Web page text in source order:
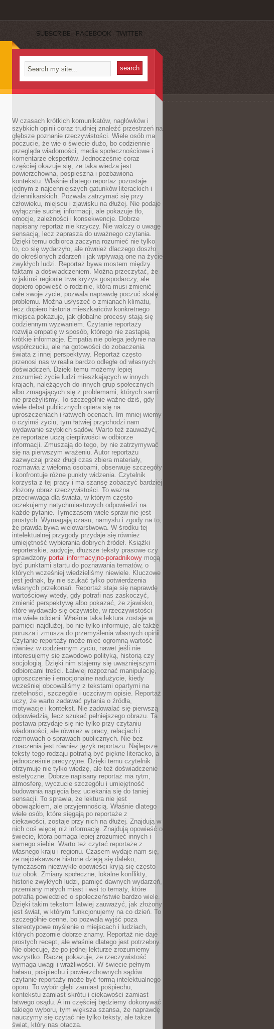
SUBSCRIBE FACEBOOK TWITTER
W czasach krótkich komunikatów, nagłówków i
szybkich opinii coraz trudniej znaleźć przestrzeń na
głębsze poznanie rzeczywistości. Wiele osób ma
poczucie, że wie o świecie dużo, bo codziennie
przegląda wiadomości, media społecznościowe i
komentarze ekspertów. Jednocześnie coraz
częściej okazuje się, że taka wiedza jest
powierzchowna, pospieszna i pozbawiona
kontekstu. Właśnie dlatego reportaż pozostaje
jednym z najcenniejszych gatunków literackich i
dziennikarskich. Pozwala zatrzymać się przy
człowieku, miejscu i zjawisku na dłużej. Nie podaje
wyłącznie suchej informacji, ale pokazuje tło,
emocje, zależności i konsekwencje. Dobrze
napisany reportaż nie krzyczy. Nie walczy o uwagę
sensacją, lecz zaprasza do uważnego czytania.
Dzięki temu odbiorca zaczyna rozumieć nie tylko
to, co się wydarzyło, ale również dlaczego doszło
do określonych zdarzeń i jak wpływają one na życie
zwykłych ludzi. Reportaż bywa mostem między
faktami a doświadczeniem. Można przeczytać, że
w jakimś regionie trwa kryzys gospodarczy, ale
dopiero opowieść o rodzinie, która musi zmienić
całe swoje życie, pozwala naprawdę poczuć skalę
problemu. Można usłyszeć o zmianach klimatu,
lecz dopiero historia mieszkańców konkretnego
miejsca pokazuje, jak globalne procesy stają się
codziennym wyzwaniem. Czytanie reportaży
rozwija empatię w sposób, którego nie zastąpią
krótkie informacje. Empatia nie polega jedynie na
współczuciu, ale na gotowości do zobaczenia
świata z innej perspektywy. Reportaż często
przenosi nas w realia bardzo odległe od własnych
doświadczeń. Dzięki temu możemy lepiej
zrozumieć życie ludzi mieszkających w innych
krajach, należących do innych grup społecznych
albo zmagających się z problemami, których sami
nie przeżyliśmy. To szczególnie ważne dziś, gdy
wiele debat publicznych opiera się na
uproszczeniach i łatwych ocenach. Im mniej wiemy
o czyimś życiu, tym łatwiej przychodzi nam
wydawanie szybkich sądów. Warto też zauważyć,
że reportaże uczą cierpliwości w odbiorze
informacji. Zmuszają do tego, by nie zatrzymywać
się na pierwszym wrażeniu. Autor reportażu
zazwyczaj przez długi czas zbiera materiały,
rozmawia z wieloma osobami, obserwuje szczegóły
i konfrontuje różne punkty widzenia. Czytelnik
korzysta z tej pracy i ma szansę zobaczyć bardziej
złożony obraz rzeczywistości. To ważna
przeciwwaga dla świata, w którym często
oczekujemy natychmiastowych odpowiedzi na
każde pytanie. Tymczasem wiele spraw nie jest
prostych. Wymagają czasu, namysłu i zgody na to,
że prawda bywa wielowarstwowa. W środku tej
intelektualnej przygody przydaje się również
umiejętność wybierania dobrych źródeł. Książki
reporterskie, audycje, dłuższe teksty prasowe czy
sprawdzony portal informacyjno-poradnikowy mogą
być punktami startu do poznawania tematów, o
których wcześniej wiedzieliśmy niewiele. Kluczowe
jest jednak, by nie szukać tylko potwierdzenia
własnych przekonań. Reportaż staje się naprawdę
wartościowy wtedy, gdy potrafi nas zaskoczyć,
zmienić perspektywę albo pokazać, że zjawisko,
które wydawało się oczywiste, w rzeczywistości
ma wiele odcieni. Właśnie taka lektura zostaje w
pamięci najdłużej, bo nie tylko informuje, ale także
porusza i zmusza do przemyślenia własnych opinii.
Czytanie reportaży może mieć ogromną wartość
również w codziennym życiu, nawet jeśli nie
interesujemy się zawodowo polityką, historią czy
socjologią. Dzięki nim stajemy się uważniejszymi
odbiorcami treści. Łatwiej rozpoznać manipulację,
uproszczenie i emocjonalne nadużycie, kiedy
wcześniej obcowaliśmy z tekstami opartymi na
rzetelności, szczególe i uczciwym opisie. Reportaż
uczy, że warto zadawać pytania o źródła,
motywacje i kontekst. Nie zadowalać się pierwszą
odpowiedzią, lecz szukać pełniejszego obrazu. Ta
postawa przydaje się nie tylko przy czytaniu
wiadomości, ale również w pracy, relacjach i
rozmowach o sprawach publicznych. Nie bez
znaczenia jest również język reportażu. Najlepsze
teksty tego rodzaju potrafią być piękne literacko, a
jednocześnie precyzyjne. Dzięki temu czytelnik
otrzymuje nie tylko wiedzę, ale też doświadczenie
estetyczne. Dobrze napisany reportaż ma rytm,
atmosferę, wyczucie szczegółu i umiejętność
budowania napięcia bez uciekania się do taniej
sensacji. To sprawia, że lektura nie jest
obowiązkiem, ale przyjemnością. Właśnie dlatego
wiele osób, które sięgają po reportaże z
ciekawości, zostaje przy nich na dłużej. Znajdują w
nich coś więcej niż informację. Znajdują opowieść o
świecie, która pomaga lepiej zrozumieć innych i
samego siebie. Warto też czytać reportaże z
własnego kraju i regionu. Czasem wydaje nam się,
że najciekawsze historie dzieją się daleko,
tymczasem niezwykłe opowieści kryją się często
tuż obok. Zmiany społeczne, lokalne konflikty,
historie zwykłych ludzi, pamięć dawnych wydarzeń,
przemiany małych miast i wsi to tematy, które
potrafią powiedzieć o społeczeństwie bardzo wiele.
Dzięki takim tekstom łatwiej zauważyć, jak złożony
jest świat, w którym funkcjonujemy na co dzień. To
szczególnie cenne, bo pozwala wyjść poza
stereotypowe myślenie o miejscach i ludziach,
których pozornie dobrze znamy. Reportaż nie daje
prostych recept, ale właśnie dlatego jest potrzebny.
Nie obiecuje, że po jednej lekturze zrozumiemy
wszystko. Raczej pokazuje, że rzeczywistość
wymaga uwagi i wrażliwości. W świecie pełnym
hałasu, pośpiechu i powierzchownych sądów
czytanie reportaży może być formą intelektualnego
oporu. To wybór głębi zamiast pośpiechu,
kontekstu zamiast skrótu i ciekawości zamiast
łatwego osądu. A im częściej będziemy dokonywać
takiego wyboru, tym większa szansa, że naprawdę
nauczymy się czytać nie tylko teksty, ale także
świat, który nas otacza.